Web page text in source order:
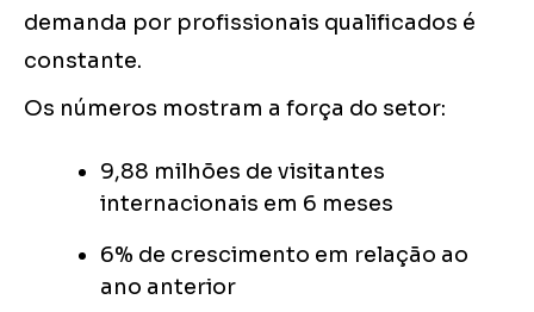
demanda por profissionais qualificados é
constante.
Os números mostram a força do setor:
9,88 milhões de visitantes
internacionais em 6 meses
6% de crescimento em relação ao
ano anterior